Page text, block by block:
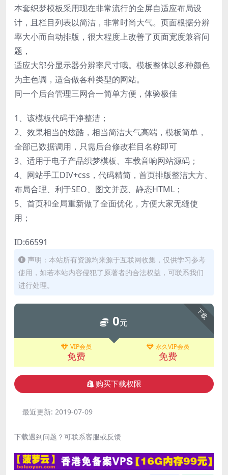
本套织梦模板采用现在非常流行的全屏自适应布局设
计，且栏目列表以简洁，非常时尚大气。页面根据分辨
率大小而自动排版，很大程度上改善了页面宽度兼容问
题，
适应大部分显示器分辨率尺寸哦。模板整体以多种颜色
为主色调，适合做各种类型的网站。
同一个后台管理三网合一简单方便，体验极佳
1、该模板代码干净整洁；
2、效果相当的炫酷，相当简洁大气高端，模板简单，
全部已数据调用，只需后台修改栏目名称即可
3、适用于电子产品织梦模板、车载音响网站源码；
4、网站手工DIV+css，代码精简，首页排版整洁大方、
布局合理、利于SEO、图文并茂、静态HTML；
5、首页和全局重新做了全面优化，方便大家无缝使
用；
ID:66591
声明：本站所有资源均来源于互联网收集，仅供学习参考
使用，如若本站内容侵犯了原著者的合法权益，可联系我们
进行处理。
下载
0元
VIP会员
免费
永久VIP会员
免费
购买下载权限
最近更新: 2019-07-09
下载遇到问题？可联系客服或反馈